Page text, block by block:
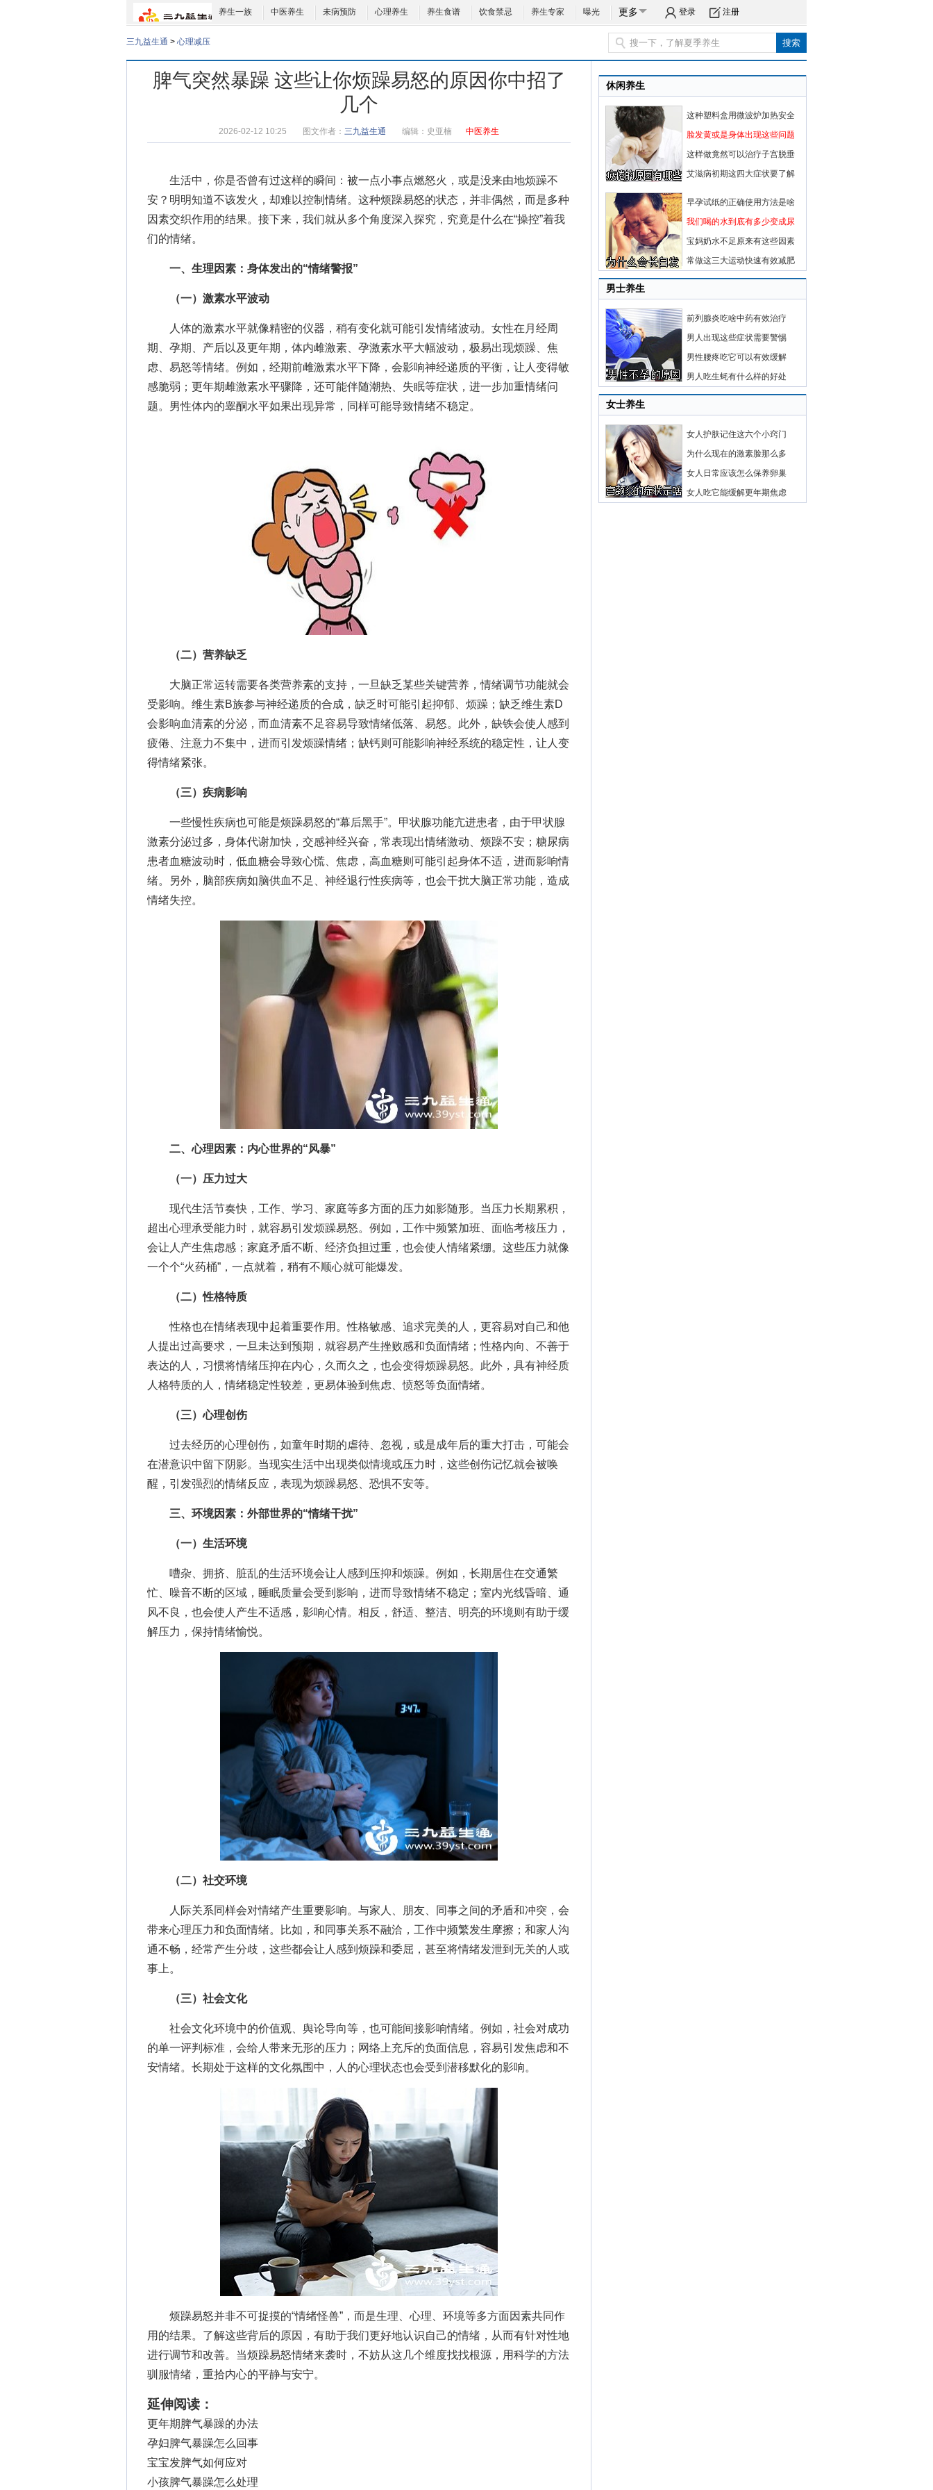
养生一族 中医养生 未病预防 心理养生 养生食谱 饮食禁忌 养生专家 曝光 更多 登录 注册
三九益生通 > 心理减压
脾气突然暴躁 这些让你烦躁易怒的原因你中招了
几个
2026-02-12 10:25 图文作者： 三九益生通 编辑： 史亚楠 中医养生
生活中，你是否曾有过这样的瞬间：被一点小事点燃怒火，或是没来由地烦躁不
安？明明知道不该发火，却难以控制情绪。这种烦躁易怒的状态，并非偶然，而是多种
因素交织作用的结果。接下来，我们就从多个角度深入探究，究竟是什么在“操控”着我
们的情绪。
一、生理因素：身体发出的“情绪警报”
（一）激素水平波动
人体的激素水平就像精密的仪器，稍有变化就可能引发情绪波动。女性在月经周
期、孕期、产后以及更年期，体内雌激素、孕激素水平大幅波动，极易出现烦躁、焦
虑、易怒等情绪。例如，经期前雌激素水平下降，会影响神经递质的平衡，让人变得敏
感脆弱；更年期雌激素水平骤降，还可能伴随潮热、失眠等症状，进一步加重情绪问
题。男性体内的睾酮水平如果出现异常，同样可能导致情绪不稳定。
（二）营养缺乏
大脑正常运转需要各类营养素的支持，一旦缺乏某些关键营养，情绪调节功能就会
受影响。维生素B族参与神经递质的合成，缺乏时可能引起抑郁、烦躁；缺乏维生素D
会影响血清素的分泌，而血清素不足容易导致情绪低落、易怒。此外，缺铁会使人感到
疲倦、注意力不集中，进而引发烦躁情绪；缺钙则可能影响神经系统的稳定性，让人变
得情绪紧张。
（三）疾病影响
一些慢性疾病也可能是烦躁易怒的“幕后黑手”。甲状腺功能亢进患者，由于甲状腺
激素分泌过多，身体代谢加快，交感神经兴奋，常表现出情绪激动、烦躁不安；糖尿病
患者血糖波动时，低血糖会导致心慌、焦虑，高血糖则可能引起身体不适，进而影响情
绪。另外，脑部疾病如脑供血不足、神经退行性疾病等，也会干扰大脑正常功能，造成
情绪失控。
二、心理因素：内心世界的“风暴”
（一）压力过大
现代生活节奏快，工作、学习、家庭等多方面的压力如影随形。当压力长期累积，
超出心理承受能力时，就容易引发烦躁易怒。例如，工作中频繁加班、面临考核压力，
会让人产生焦虑感；家庭矛盾不断、经济负担过重，也会使人情绪紧绷。这些压力就像
一个个“火药桶”，一点就着，稍有不顺心就可能爆发。
（二）性格特质
性格也在情绪表现中起着重要作用。性格敏感、追求完美的人，更容易对自己和他
人提出过高要求，一旦未达到预期，就容易产生挫败感和负面情绪；性格内向、不善于
表达的人，习惯将情绪压抑在内心，久而久之，也会变得烦躁易怒。此外，具有神经质
人格特质的人，情绪稳定性较差，更易体验到焦虑、愤怒等负面情绪。
（三）心理创伤
过去经历的心理创伤，如童年时期的虐待、忽视，或是成年后的重大打击，可能会
在潜意识中留下阴影。当现实生活中出现类似情境或压力时，这些创伤记忆就会被唤
醒，引发强烈的情绪反应，表现为烦躁易怒、恐惧不安等。
三、环境因素：外部世界的“情绪干扰”
（一）生活环境
嘈杂、拥挤、脏乱的生活环境会让人感到压抑和烦躁。例如，长期居住在交通繁
忙、噪音不断的区域，睡眠质量会受到影响，进而导致情绪不稳定；室内光线昏暗、通
风不良，也会使人产生不适感，影响心情。相反，舒适、整洁、明亮的环境则有助于缓
解压力，保持情绪愉悦。
（二）社交环境
人际关系同样会对情绪产生重要影响。与家人、朋友、同事之间的矛盾和冲突，会
带来心理压力和负面情绪。比如，和同事关系不融洽，工作中频繁发生摩擦；和家人沟
通不畅，经常产生分歧，这些都会让人感到烦躁和委屈，甚至将情绪发泄到无关的人或
事上。
（三）社会文化
社会文化环境中的价值观、舆论导向等，也可能间接影响情绪。例如，社会对成功
的单一评判标准，会给人带来无形的压力；网络上充斥的负面信息，容易引发焦虑和不
安情绪。长期处于这样的文化氛围中，人的心理状态也会受到潜移默化的影响。
烦躁易怒并非不可捉摸的“情绪怪兽”，而是生理、心理、环境等多方面因素共同作
用的结果。了解这些背后的原因，有助于我们更好地认识自己的情绪，从而有针对性地
进行调节和改善。当烦躁易怒情绪来袭时，不妨从这几个维度找找根源，用科学的方法
驯服情绪，重拾内心的平静与安宁。
延伸阅读：
更年期脾气暴躁的办法
孕妇脾气暴躁怎么回事
宝宝发脾气如何应对
小孩脾气暴躁怎么处理
休闲养生
这种塑料盒用微波炉加热安全
脸发黄或是身体出现这些问题
这样做竟然可以治疗子宫脱垂
艾滋病初期这四大症状要了解
早孕试纸的正确使用方法是啥
我们喝的水到底有多少变成尿
宝妈奶水不足原来有这些因素
常做这三大运动快速有效减肥
男士养生
前列腺炎吃啥中药有效治疗
男人出现这些症状需要警惕
男性腰疼吃它可以有效缓解
男人吃生蚝有什么样的好处
女士养生
女人护肤记住这六个小窍门
为什么现在的激素脸那么多
女人日常应该怎么保养卵巢
女人吃它能缓解更年期焦虑